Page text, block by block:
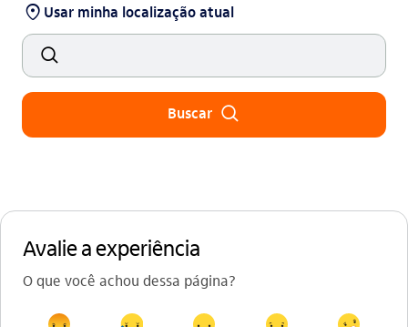
agencia_outline Usar minha localização atual
busca_outline
Buscar busca_outline
Avalie a experiência
O que você achou dessa página?